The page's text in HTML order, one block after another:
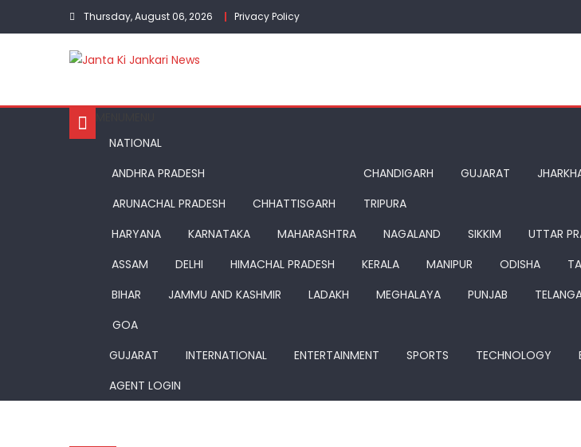
Thursday, August 06, 2026 Privacy Policy
NATIONAL
ANDHRA PRADESH
ARUNACHAL PRADESH
CHHATTISGARH
CHANDIGARH GUJARAT
TRIPURA
HARYANA
KARNATAKA MAHARASHTRA NAGALAND SIKKIM
UTTAR
ASSAM
DELHI HIMACHAL PRADESH KERALA MANIPUR ODISHA
BIHAR
GOA
JAMMU AND KASHMIR LADAKH MEGHALAYA PUNJAB
GUJARAT INTERNATIONAL ENTERTAINMENT SPORTS TECHNOLOGY
AGENT LOGIN